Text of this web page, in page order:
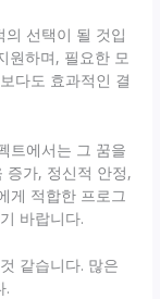
선택이 될 것입
원하며, 필요한 모
다도 효과적인 결
트에서는 그 꿈을
증가, 정신적 안정,
게 적합한 프로그
바랍니다.
같습니다. 많은
.